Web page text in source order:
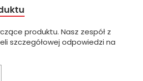
produktu. Nasz zespół z
szczegółowej odpowiedzi na